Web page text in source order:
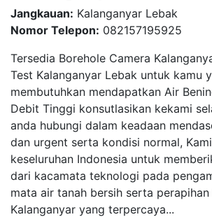
Jangkauan: Kalanganyar Lebak
Nomor Telepon: 082157195925
Tersedia Borehole Camera
Test Kalanganyar Lebak untuk kamu
membutuhkan mendapatkan Air
Debit Tinggi konsutlasikan kekami
anda hubungi dalam keadaan
dan urgent serta kondisi normal,
keseluruhan Indonesia untuk
dari kacamata teknologi pada
mata air tanah bersih serta perapihan
Kalanganyar yang terpercaya...